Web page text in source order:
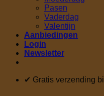
Pasen
Vaderdag
Valentijn
Aanbiedingen
Login
Newsletter
✔ Gratis verzending